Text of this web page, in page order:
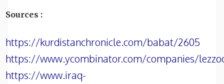
Sources :
https://kurdistanchronicle.com/babat/2605
https://www.ycombinator.com/companies/
https://www.iraq-